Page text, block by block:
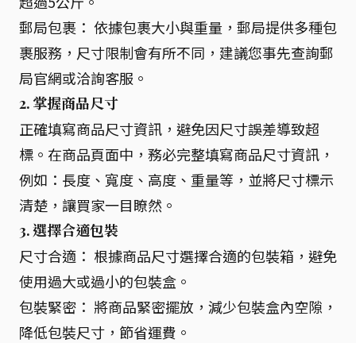
郵局包裹： 依據包裹大小與重量，郵局提供多種包
裹服務，尺寸限制會有所不同，建議您事先查詢郵
局官網或洽詢客服。
2. 掌握商品尺寸
正確填寫商品尺寸資訊，避免因尺寸誤差導致超
標。在商品頁面中，務必完整填寫商品尺寸資訊，
例如：長度、寬度、高度、重量等，並將尺寸標示
清楚，讓買家一目瞭然。
3. 選擇合適包裝
尺寸合適： 根據商品尺寸選擇合適的包裝箱，避免
使用過大或過小的包裝盒。
包裝緊密： 將商品緊密擺放，減少包裝盒內空隙，
降低包裝尺寸，節省運費。